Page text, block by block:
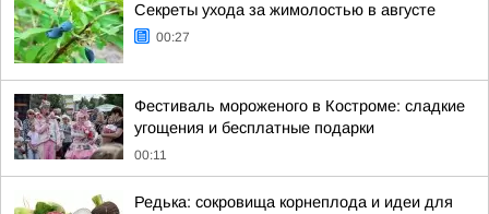
Секреты ухода за жимолостью в августе
00:27
Фестиваль мороженого в Костроме: сладкие
угощения и бесплатные подарки
00:11
Редька: сокровища корнеплода и идеи для